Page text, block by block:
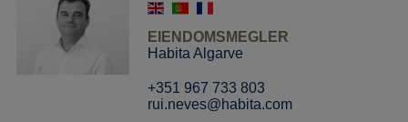
EIENDOMSMEGLER
Habita Algarve
+351 967 733 803
rui.neves@habita.com